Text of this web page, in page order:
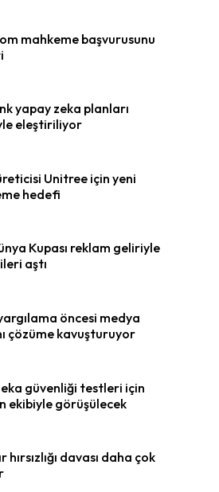
mahkeme başvurusunu
yapay zeka planları
eleştiriliyor
Unitree için yeni
hedefi
Kupası reklam geliriyle
aştı
öncesi medya
çözüme kavuşturuyor
güvenliği testleri için
ekibiyle görüşülecek
hırsızlığı davası daha çok